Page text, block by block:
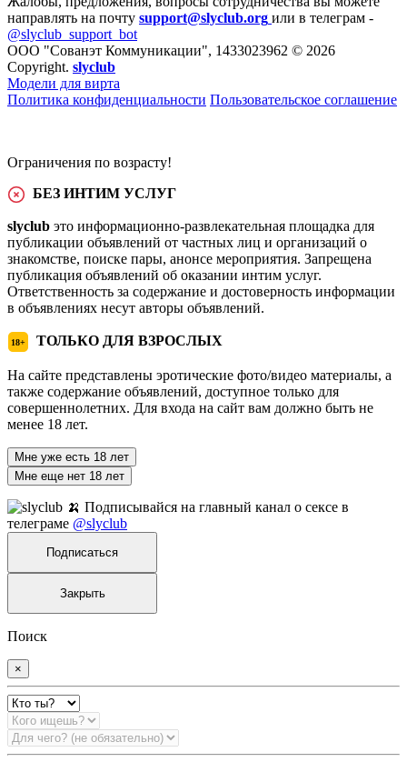
направлять на почту support@slyclub.org или в телеграм -
@slyclub_support_bot
ООО "Сованэт Коммуникации", 1433023962 © 2026
Copyright. slyclub
Модели для вирта
Политика конфиденциальности Пользовательское соглашение
Ограничения по возрасту!
БЕЗ ИНТИМ УСЛУГ
slyclub это информационно-развлекательная площадка для
публикации объявлений от частных лиц и организаций о
знакомстве, поиске пары, анонсе мероприятия. Запрещена
публикация объявлений об оказании интим услуг.
Ответственность за содержание и достоверность информации
в объявлениях несут авторы объявлений.
18+ ТОЛЬКО ДЛЯ ВЗРОСЛЫХ
На сайте представлены эротические фото/видео материалы, а
также содержание объявлений, доступное только для
совершеннолетних. Для входа на сайт вам должно быть не
менее 18 лет.
Мне уже есть 18 лет
Мне еще нет 18 лет
🍌 Подписывайся на главный канал о сексе в
телеграме @slyclub
Подписаться
Закрыть
Поиск
×